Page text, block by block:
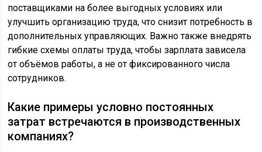
поставщиками на более выгодных условиях или
улучшить организацию труда, что снизит потребность в
дополнительных управляющих. Важно также внедрять
гибкие схемы оплаты труда, чтобы зарплата зависела
от объёмов работы, а не от фиксированного числа
сотрудников.
Какие примеры условно постоянных
затрат встречаются в производственных
компаниях?